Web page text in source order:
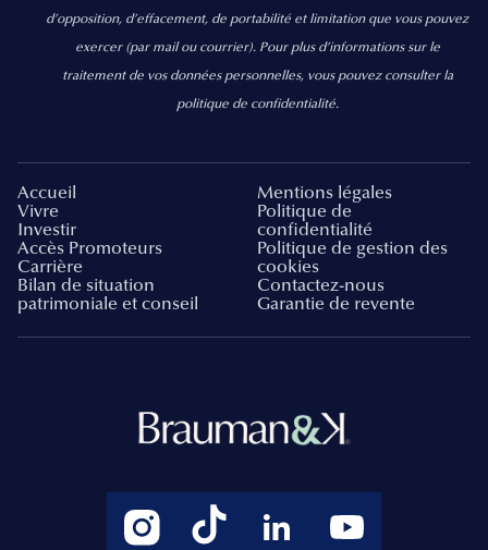
d’opposition, d’effacement, de portabilité et limitation que vous pouvez
exercer (par mail ou courrier). Pour plus d’informations sur le
traitement de vos données personnelles, vous pouvez consulter la
politique de confidentialité.
Accueil
Vivre
Investir
Accès Promoteurs
Carrière
Bilan de situation
patrimoniale et conseil
Mentions légales
Politique de
confidentialité
Politique de gestion des
cookies
Contactez-nous
Garantie de revente